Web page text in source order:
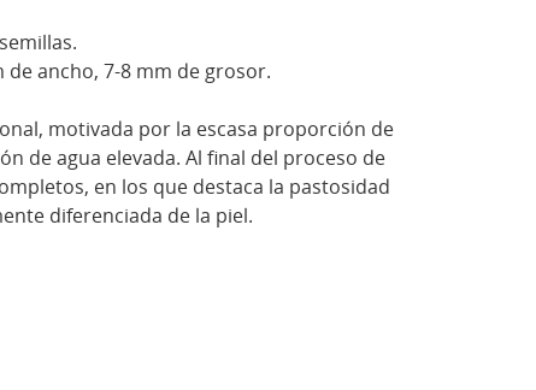
de ancho, 7-8 mm de grosor.
motivada por la escasa proporción de
de agua elevada. Al final del proceso de
en los que destaca la pastosidad
diferenciada de la piel.